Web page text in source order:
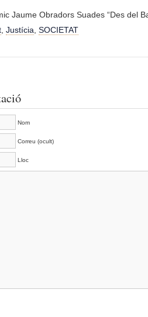
Jaume Obradors Suades “Des del
, Justícia, SOCIETAT
Nom
Correu (ocult)
Lloc